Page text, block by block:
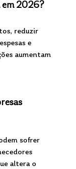
em 2026?
reduzir
e
aumentam
sofrer
altera o